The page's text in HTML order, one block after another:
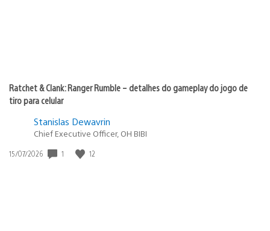
Ratchet & Clank: Ranger Rumble – detalhes do gameplay do jogo de
tiro para celular
Stanislas Dewavrin
Chief Executive Officer, OH BIBI
Data
15/07/2026 1 12